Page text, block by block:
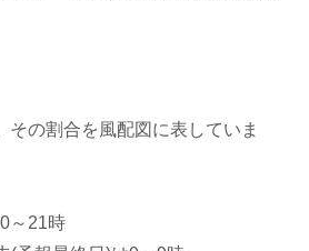
の割合を風配図に表していま
～21時